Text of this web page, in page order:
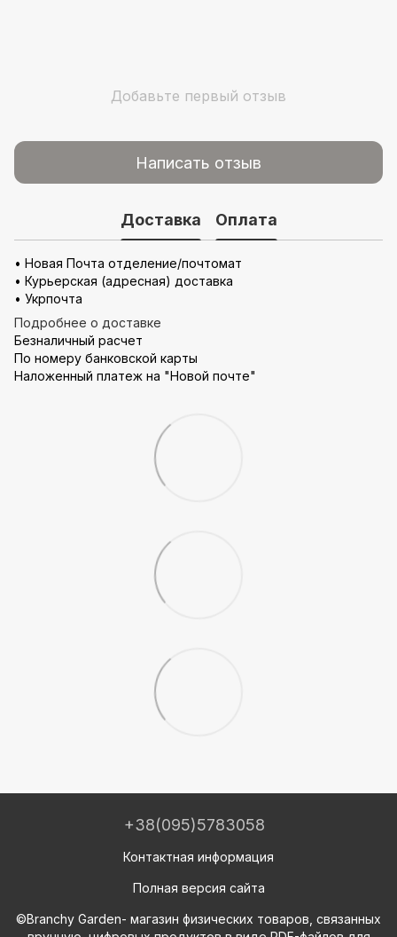
Добавьте первый отзыв
Написать отзыв
Доставка Оплата
• Новая Почта отделение/почтомат
• Курьерская (адресная) доставка
• Укрпочта
Подробнее о доставке
Безналичный расчет
По номеру банковской карты
Наложенный платеж на "Новой почте"
+38(095)5783058
Контактная информация
Полная версия сайта
©Branchy Garden- магазин физических товаров, связанных